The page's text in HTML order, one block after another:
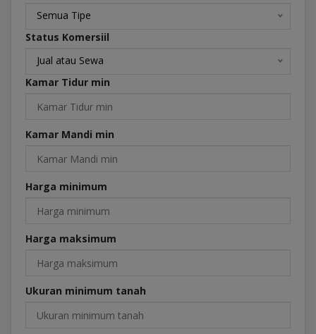
Semua Tipe
Status Komersiil
Jual atau Sewa
Kamar Tidur min
Kamar Mandi min
Harga minimum
Harga maksimum
Ukuran minimum tanah